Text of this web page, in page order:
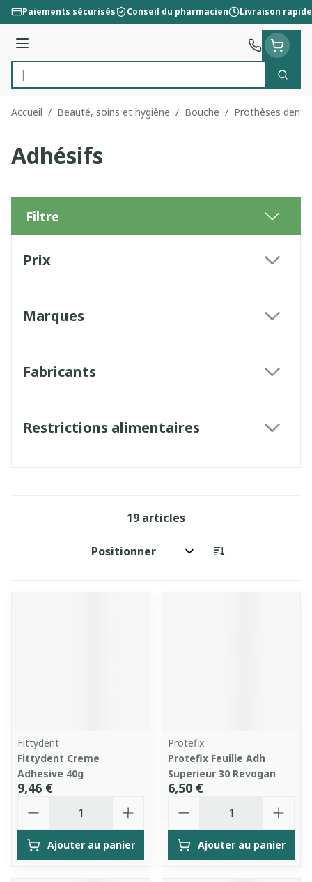
Aller au contenu
Paiements sécurisés Conseil du pharmacien Livraison rapide
Menu
Rechercher
Accueil / Beauté, soins et hygiène / Bouche / Prothèses
Adhésifs
Filtre
Prix
Marques
Fabricants
Restrictions alimentaires
19 articles
Trier par:
Fittydent
Fittydent Creme
Adhesive 40g
9,46 €
Ajouter au panier
Protefix
Protefix Feuille Adh
Superieur 30 Revogan
6,50 €
Ajouter au panier